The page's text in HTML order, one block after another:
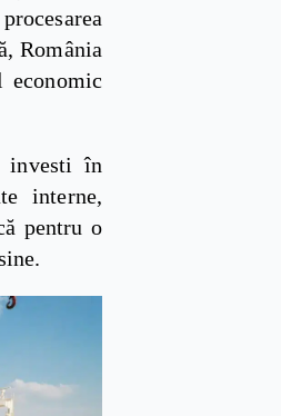
România
investi în
interne,
pentru o